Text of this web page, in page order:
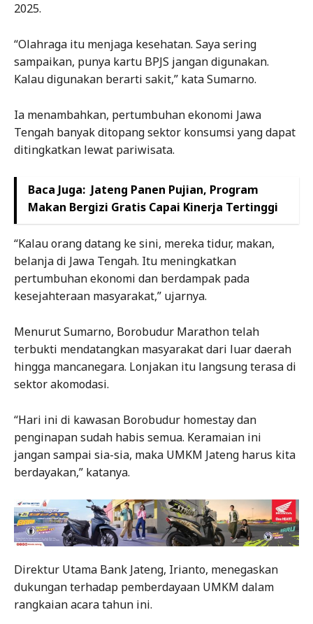
2025.
“Olahraga itu menjaga kesehatan. Saya sering
sampaikan, punya kartu BPJS jangan digunakan.
Kalau digunakan berarti sakit,” kata Sumarno.
Ia menambahkan, pertumbuhan ekonomi Jawa
Tengah banyak ditopang sektor konsumsi yang dapat
ditingkatkan lewat pariwisata.
Baca Juga: Jateng Panen Pujian, Program
Makan Bergizi Gratis Capai Kinerja Tertinggi
“Kalau orang datang ke sini, mereka tidur, makan,
belanja di Jawa Tengah. Itu meningkatkan
pertumbuhan ekonomi dan berdampak pada
kesejahteraan masyarakat,” ujarnya.
Menurut Sumarno, Borobudur Marathon telah
terbukti mendatangkan masyarakat dari luar daerah
hingga mancanegara. Lonjakan itu langsung terasa di
sektor akomodasi.
“Hari ini di kawasan Borobudur homestay dan
penginapan sudah habis semua. Keramaian ini
jangan sampai sia-sia, maka UMKM Jateng harus kita
berdayakan,” katanya.
Direktur Utama Bank Jateng, Irianto, menegaskan
dukungan terhadap pemberdayaan UMKM dalam
rangkaian acara tahun ini.